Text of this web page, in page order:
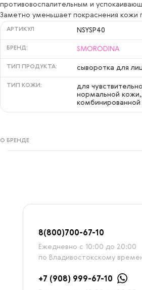
противовоспалительным и
Заметно уменьшает покраснения кожи
АРТИКУЛ NSYSP40
БРЕНД: SMORODINA
ТИП ПРОДУКТА: сыворотка для
ТИП КОЖИ:
для
нормальной
комбинированной
О БРЕНДЕ
8(800)700-67-10
Ежедневно с 10:00 до 20:00
по Владивостокскому
+7 (908) 999-67-10